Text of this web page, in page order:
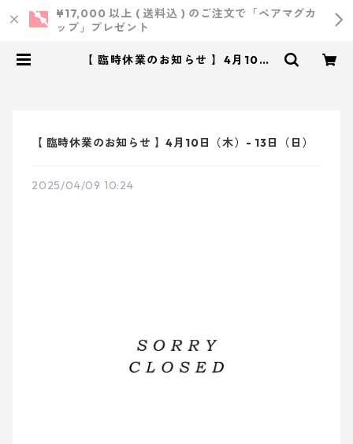
¥17,000 以上 ( 送料込 ) のご注文で「ペアマグカ
ップ」プレゼント
【 臨時休業のお知らせ 】4月10日
【 臨時休業のお知らせ 】4月10日（木）- 13日（日）
2025/04/09 10:24